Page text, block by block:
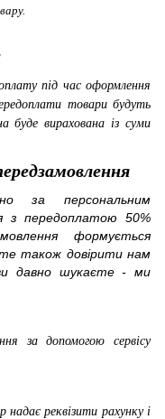
під час оформлення
товари будуть
буде вирахована із суми
за персональним
з передоплатою 50%
формується
також довірити нам
давно шукаєте - ми
за допомогою сервісу
реквізити рахунку і